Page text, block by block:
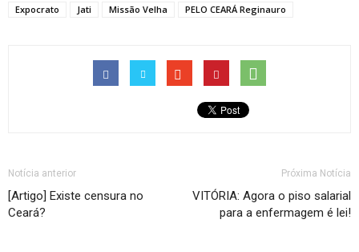
Expocrato
Jati Missão Velha PELO CEARÁ Reginauro
Notícia anterior
[Artigo] Existe censura no
Ceará?
Próxima Notícia
VITÓRIA: Agora o piso salarial
para a enfermagem é lei!